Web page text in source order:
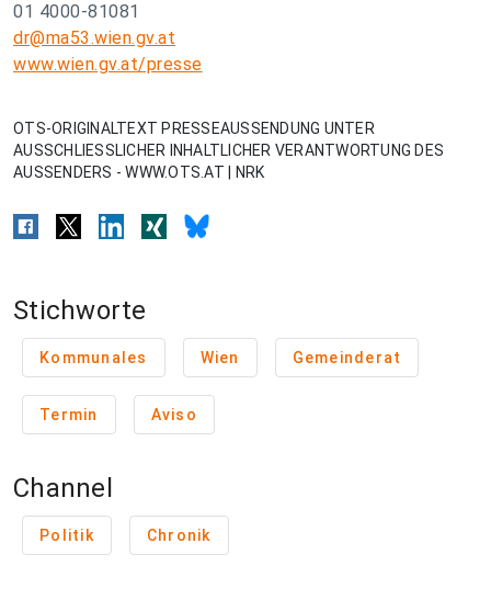
01 4000-81081
dr@ma53.wien.gv.at
www.wien.gv.at/presse
OTS-ORIGINALTEXT PRESSEAUSSENDUNG UNTER
AUSSCHLIESSLICHER INHALTLICHER VERANTWORTUNG DES
AUSSENDERS - WWW.OTS.AT | NRK
Stichworte
Kommunales Wien Gemeinderat
Termin Aviso
Channel
Politik Chronik